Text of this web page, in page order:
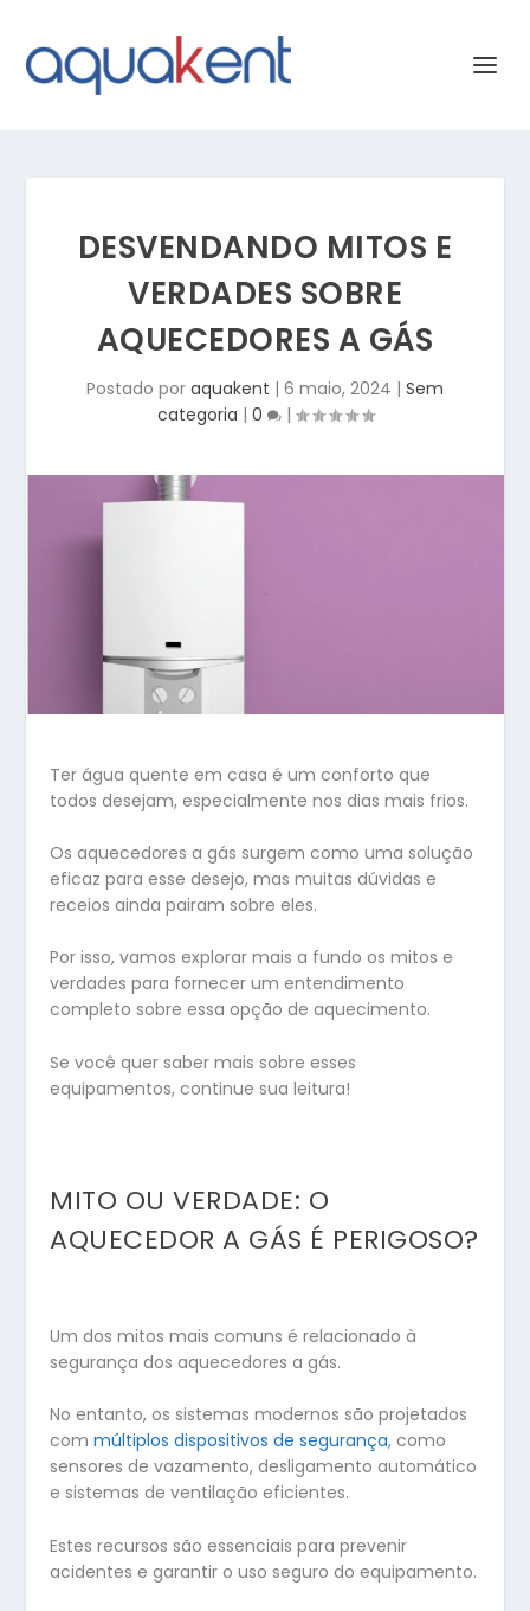
DESVENDANDO MITOS E
VERDADES SOBRE
AQUECEDORES A GÁS
Postado por aquakent | 6 maio, 2024 | Sem
categoria | 0 |
Ter água quente em casa é um conforto que
todos desejam, especialmente nos dias mais frios.
Os aquecedores a gás surgem como uma solução
eficaz para esse desejo, mas muitas dúvidas e
receios ainda pairam sobre eles.
Por isso, vamos explorar mais a fundo os mitos e
verdades para fornecer um entendimento
completo sobre essa opção de aquecimento.
Se você quer saber mais sobre esses
equipamentos, continue sua leitura!
MITO OU VERDADE: O
AQUECEDOR A GÁS É PERIGOSO?
Um dos mitos mais comuns é relacionado à
segurança dos aquecedores a gás.
No entanto, os sistemas modernos são projetados
commúltiplos dispositivos de segurança, como
sensores de vazamento, desligamento automático
e sistemas de ventilação eficientes.
Estes recursos são essenciais para prevenir
acidentes e garantir o uso seguro do equipamento.